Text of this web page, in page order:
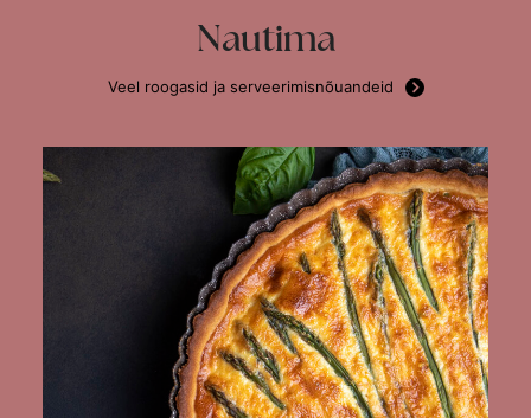
Nautima
Veel roogasid ja serveerimisnõuandeid